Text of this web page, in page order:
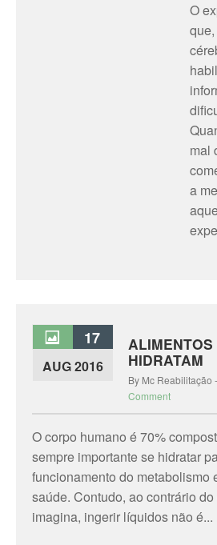
O
mal
a
17
AUG 2016
HIDRATAM
By Mc
Comment
O corpo humano é 70%
sempre importante se hidratar
funcionamento do metabolismo
saúde. Contudo, ao contrário
imagina, ingerir líquidos não é...